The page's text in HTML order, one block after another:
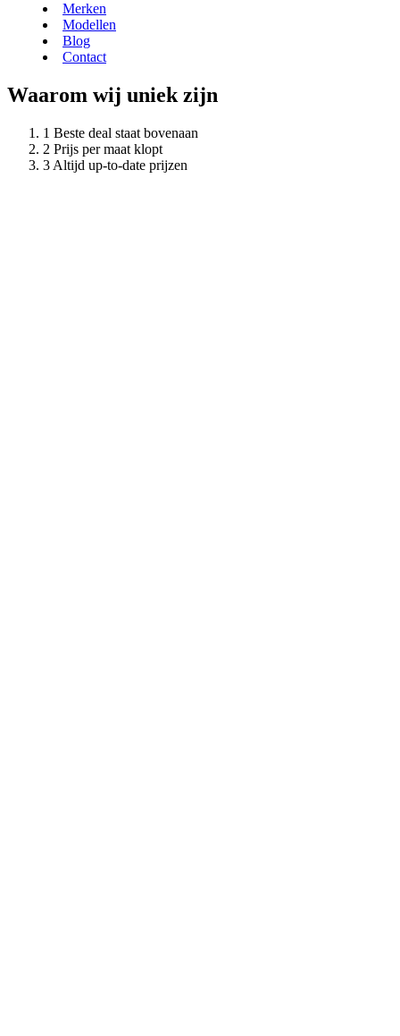
Merken
Modellen
Blog
Contact
Waarom wij uniek zijn
Beste deal staat bovenaan
Prijs per maat klopt
Altijd up-to-date prijzen